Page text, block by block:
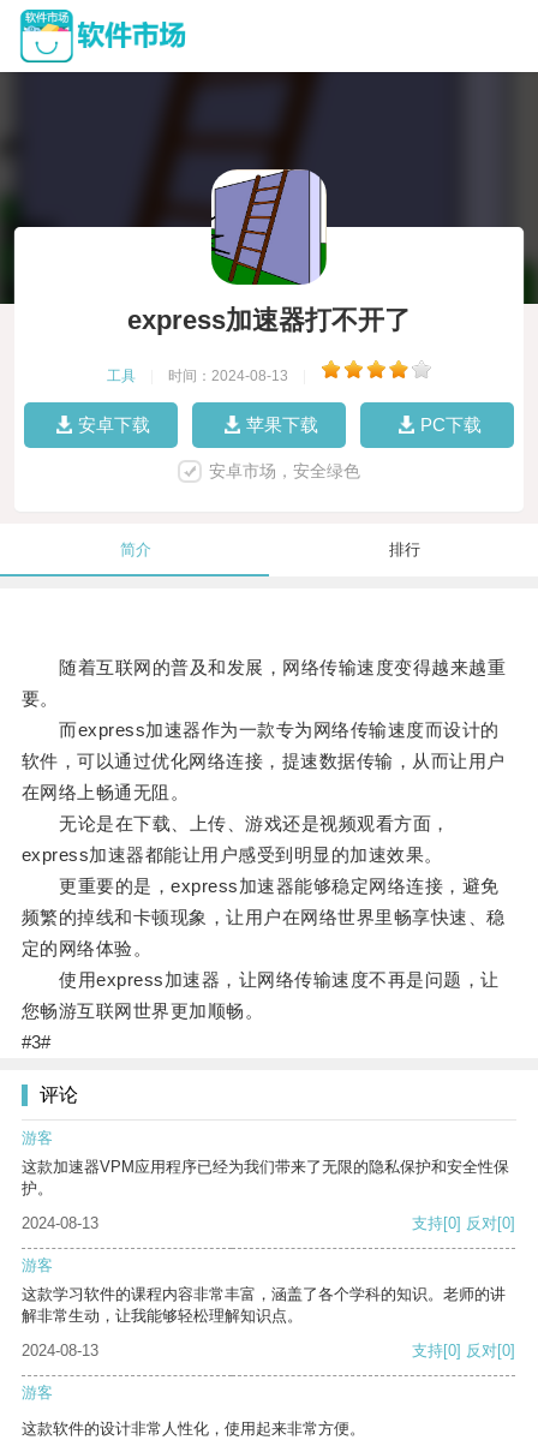
express加速器打不开了
工具 时间：2024-08-13
安卓下载 苹果下载 PC下载
安卓市场，安全绿色
简介 排行
随着互联网的普及和发展，网络传输速度变得越来越重
要。
而express加速器作为一款专为网络传输速度而设计的
软件，可以通过优化网络连接，提速数据传输，从而让用户
在网络上畅通无阻。
无论是在下载、上传、游戏还是视频观看方面，
express加速器都能让用户感受到明显的加速效果。
更重要的是，express加速器能够稳定网络连接，避免
频繁的掉线和卡顿现象，让用户在网络世界里畅享快速、稳
定的网络体验。
使用express加速器，让网络传输速度不再是问题，让
您畅游互联网世界更加顺畅。
#3#
评论
游客
这款加速器VPM应用程序已经为我们带来了无限的隐私保护和安全性保
护。
2024-08-13
支持[0] 反对[0]
游客
这款学习软件的课程内容非常丰富，涵盖了各个学科的知识。老师的讲
解非常生动，让我能够轻松理解知识点。
2024-08-13
支持[0] 反对[0]
游客
这款软件的设计非常人性化，使用起来非常方便。